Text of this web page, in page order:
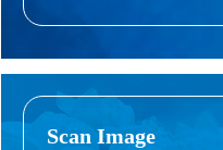
Scan Image